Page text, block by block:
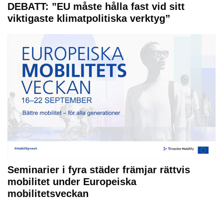
DEBATT: ”EU måste hålla fast vid sitt
viktigaste klimatpolitiska verktyg”
Seminarier i fyra städer främjar rättvis
mobilitet under Europeiska
mobilitetsveckan